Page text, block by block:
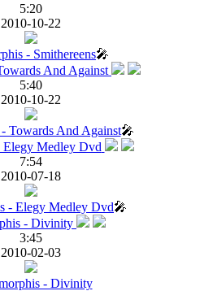
5:20
2010-10-22
- Smithereens🎤
5:40
2010-10-22
Towards And Against🎤
7:54
2010-07-18
- Elegy Medley Dvd🎤
3:45
2010-02-03
- Divinity